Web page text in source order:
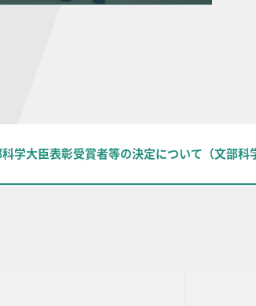
学大臣表彰受賞者等の決定について（文部科